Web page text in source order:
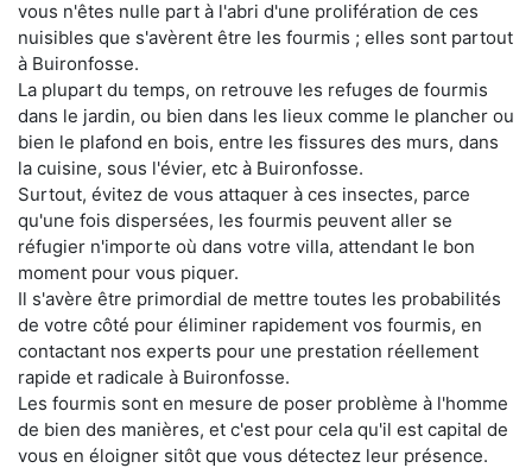
vous n'êtes nulle part à l'abri d'une prolifération de ces
nuisibles que s'avèrent être les fourmis ; elles sont partout
à Buironfosse.
La plupart du temps, on retrouve les refuges de fourmis
dans le jardin, ou bien dans les lieux comme le plancher ou
bien le plafond en bois, entre les fissures des murs, dans
la cuisine, sous l'évier, etc à Buironfosse.
Surtout, évitez de vous attaquer à ces insectes, parce
qu'une fois dispersées, les fourmis peuvent aller se
réfugier n'importe où dans votre villa, attendant le bon
moment pour vous piquer.
Il s'avère être primordial de mettre toutes les probabilités
de votre côté pour éliminer rapidement vos fourmis, en
contactant nos experts pour une prestation réellement
rapide et radicale à Buironfosse.
Les fourmis sont en mesure de poser problème à l'homme
de bien des manières, et c'est pour cela qu'il est capital de
vous en éloigner sitôt que vous détectez leur présence.